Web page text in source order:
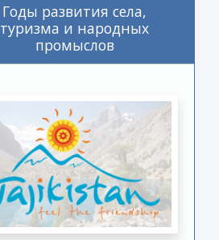
Годы развития села,
туризма и народных
промыслов